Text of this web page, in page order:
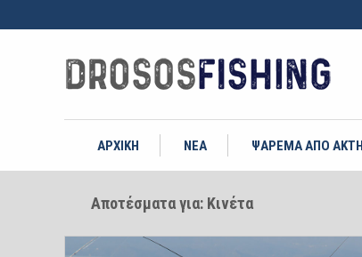
ΑΡΧΙΚΗ ΝΕΑ ΨΑΡΕΜΑ ΑΠΟ ΑΚΤΗ
Αποτέσματα για: Κινέτα